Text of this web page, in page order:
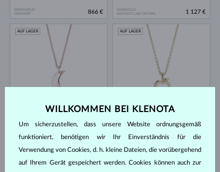
WEISSGOLD
DIAMANT
866 €
ROSÉGOLD
DIAMANT LAB GROWN
1 127 €
AUF LAGER
GELBGOLD
AUF LAGER
AUF LAGER AUF LAGER
WILLKOMMEN BEI KLENOTA
Um sicherzustellen, dass unsere Website ordnungsgemäß
funktioniert, benötigen wir Ihr Einverständnis für die
Verwendung von Cookies, d. h. kleine Dateien, die vorübergehend
auf Ihrem Gerät gespeichert werden. Cookies können auch zur